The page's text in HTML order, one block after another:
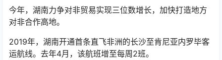
今年，湖南力争对非贸易实现三位数增长，加快打造地方
对非合作高地。
2019年，湖南开通首条直飞非洲的长沙至肯尼亚内罗毕客
运航线。去年4月，该航班增至每周2班。